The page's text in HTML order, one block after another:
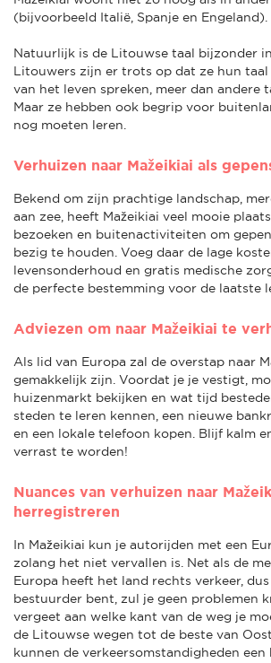
(bijvoorbeeld Italië, Spanje en Engeland).
Natuurlijk is de Litouwse taal bijzonder
Litouwers zijn er trots op dat ze hun taal
van het leven spreken, meer dan andere
Maar ze hebben ook begrip voor
nog moeten leren.
Verhuizen naar Mažeikiai als
Bekend om zijn prachtige landschap,
aan zee, heeft Mažeikiai veel mooie
bezoeken en buitenactiviteiten om
bezig te houden. Voeg daar de lage
levensonderhoud en gratis medische
de perfecte bestemming voor de laatste
Adviezen om naar Mažeikiai te
Als lid van Europa zal de overstap naar
gemakkelijk zijn. Voordat je je vestigt,
huizenmarkt bekijken en wat tijd
steden te leren kennen, een nieuwe
en een lokale telefoon kopen. Blijf kalm
verrast te worden!
Nuances van verhuizen naar
herregistreren
In Mažeikiai kun je autorijden met een
zolang het niet vervallen is. Net als de
Europa heeft het land rechts verkeer,
bestuurder bent, zul je geen problemen
vergeet aan welke kant van de weg je
de Litouwse wegen tot de beste van
kunnen de verkeersomstandigheden een